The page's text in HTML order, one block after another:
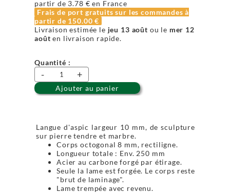
partir de 3.78 € en France
Frais de port gratuits sur les commandes à
partir de 150.00 €
Livraison estimée le jeu 13 août ou le mer 12
août en livraison rapide.
Quantité :
- +
Ajouter au panier
Langue d'aspic largeur 10 mm, de sculpture
sur pierre tendre et marbre.
Corps octogonal 8 mm, rectiligne.
Longueur totale : Env. 250 mm
Acier au carbone forgé par étirage.
Seule la lame est forgée. Le corps reste
"brut de laminage".
Lame trempée avec revenu.